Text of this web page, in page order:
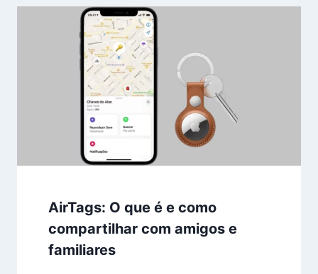
AirTags: O que é e como
compartilhar com amigos e
familiares